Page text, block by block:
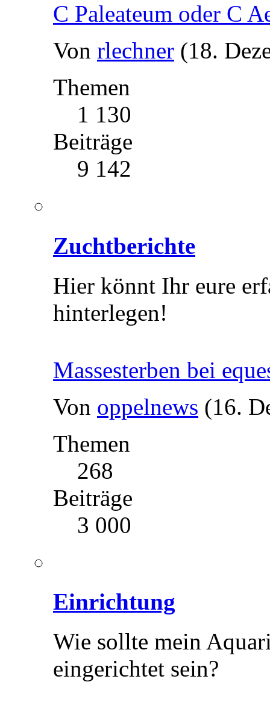
C Paleateum oder C
Von rlechner (18.
Themen
1 130
Beiträge
9 142
Zuchtberichte
Hier könnt Ihr eure
hinterlegen!
Massesterben bei
Von oppelnews (16.
Themen
268
Beiträge
3 000
Einrichtung
Wie sollte mein
eingerichtet sein?